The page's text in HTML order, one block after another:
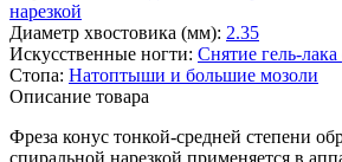
нарезкой
Диаметр хвостовика (мм): 2.35
Искусственные ногти: Снятие гель-
Стопа: Натоптыши и большие мозоли
Описание товара
Фреза конус тонкой-средней степени
спиральной нарезкой применяется в